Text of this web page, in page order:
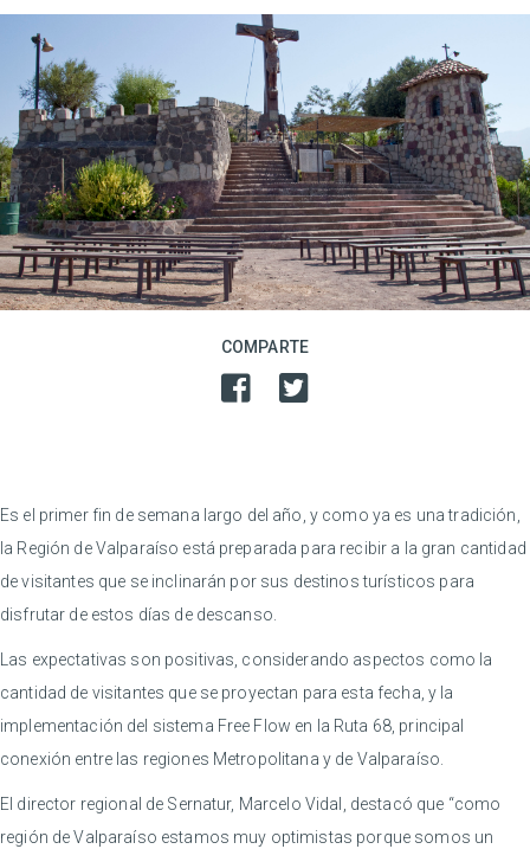
COMPARTE
Es el primer fin de semana largo del año, y como ya es una tradición,
la Región de Valparaíso está preparada para recibir a la gran cantidad
de visitantes que se inclinarán por sus destinos turísticos para
disfrutar de estos días de descanso.
Las expectativas son positivas, considerando aspectos como la
cantidad de visitantes que se proyectan para esta fecha, y la
implementación del sistema Free Flow en la Ruta 68, principal
conexión entre las regiones Metropolitana y de Valparaíso.
El director regional de Sernatur, Marcelo Vidal, destacó que “como
región de Valparaíso estamos muy optimistas porque somos un